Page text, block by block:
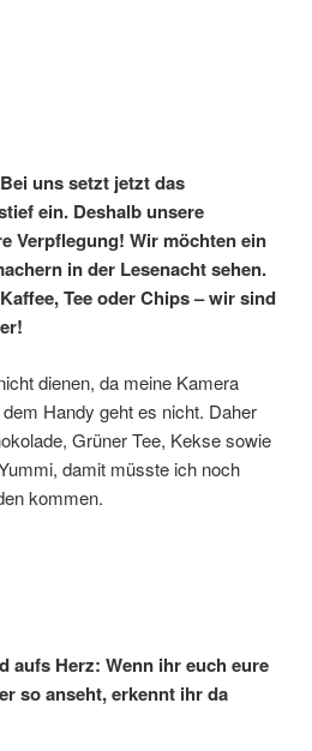
uns setzt jetzt das
ein. Deshalb unsere
Verpflegung! Wir möchten ein
in der Lesenacht sehen.
Tee oder Chips – wir sind
dienen, da meine Kamera
Handy geht es nicht. Daher
Grüner Tee, Kekse sowie
damit müsste ich noch
kommen.
aufs Herz: Wenn ihr euch eure
so anseht, erkennt ihr da